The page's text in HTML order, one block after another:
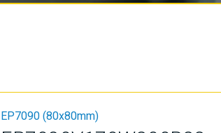
EP7090 (80x80mm)